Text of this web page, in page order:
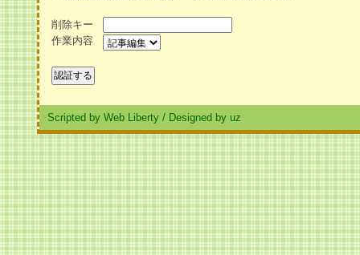
削除キー
作業内容
Scripted by Web Liberty / Designed by uz